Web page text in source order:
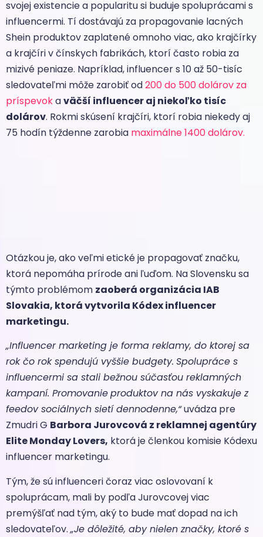
svojej existencie a popularitu si buduje spoluprácami s
influencermi. Tí dostávajú za propagovanie lacných
Shein produktov zaplatené omnoho viac, ako krajčírky
a krajčíri v čínskych fabrikách, ktorí často robia za
mizivé peniaze. Napríklad, influencer s 10 až 50-tisíc
sledovateľmi môže zarobiť od200 do 500 dolárov za
príspevokaväčší influencer aj niekoľko tisíc
dolárov. Rokmi skúsení krajčíri, ktorí robia niekedy aj
75 hodín týždenne zarobia maximálne 1400 dolárov.
Otázkou je, ako veľmi etické je propagovať značku,
ktorá nepomáha prírode ani ľuďom. Na Slovensku sa
týmto problémom zaoberá organizácia IAB
Slovakia, ktorá vytvorila Kódex influencer
marketingu.
„Influencer marketing je forma reklamy, do ktorej sa
rok čo rok spendujú vyššie budgety. Spolupráce s
influencermi sa stali bežnou súčasťou reklamných
kampaní. Promovanieproduktov na nás vyskakuje z
feedov sociálnych sietí dennodenne,“uvádza pre
Zmudri G Barbora Jurovcová z reklamnej agentúry
Elite Monday Lovers, ktorá je členkou komisie Kódexu
influencer marketingu.
Tým, že sú influenceri čoraz viac oslovovaní k
spoluprácam, mali by podľa Jurovcovej viac
premýšľať nad tým, aký to bude mať dopad na ich
sledovateľov.„Je dôležité, aby nielen značky, ktoré s